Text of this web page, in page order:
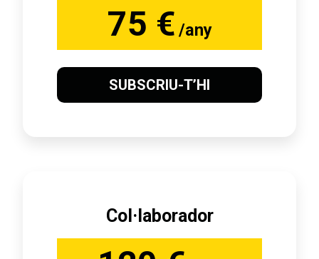
75 € /any
SUBSCRIU-T’HI
Col·laborador